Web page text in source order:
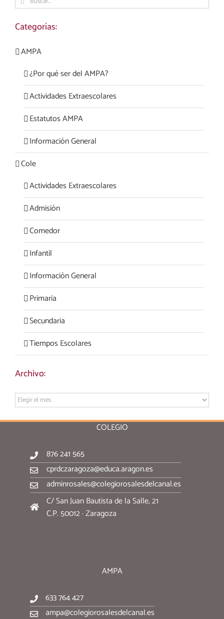
Categorías:
AMPA
¿Por qué ser del AMPA?
Actividades Extraescolares
Estatutos AMPA
Información General
Cole
Actividades Extraescolares
Admisión
Comedor
Infantil
Información General
Primaria
Secundaria
Tiempos Escolares
Archivo:
Archivo:
COLEGIO
876 241 565
cprdczaragoza@educa.aragon.es
adminrosales@colegiorosalesdelcanal.es
C/ San Juan Bautista de la Salle, 21
C.P. 50012 · Zaragoza
AMPA
633 764 427
ampa@colegiorosalesdelcanal.es